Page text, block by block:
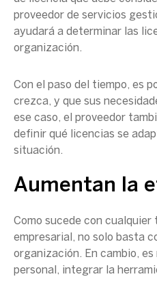
proveedor de servicios
ayudará a determinar las
organización.
Con el paso del tiempo, es
crezca, y que sus
ese caso, el proveedor
definir qué licencias se
situación.
Aumentan la
Como sucede con
empresarial, no solo basta
organización. En cambio,
personal, integrar la